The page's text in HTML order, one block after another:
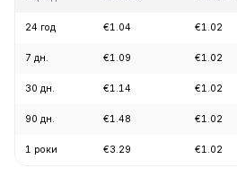
24 год €1.04 €1.02
7 дн. €1.09 €1.02
30 дн. €1.14 €1.02
90 дн. €1.48 €1.02
1 роки €3.29 €1.02